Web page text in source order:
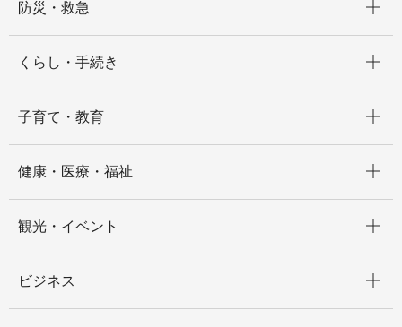
防災・救急
くらし・手続き
子育て・教育
健康・医療・福祉
観光・イベント
ビジネス